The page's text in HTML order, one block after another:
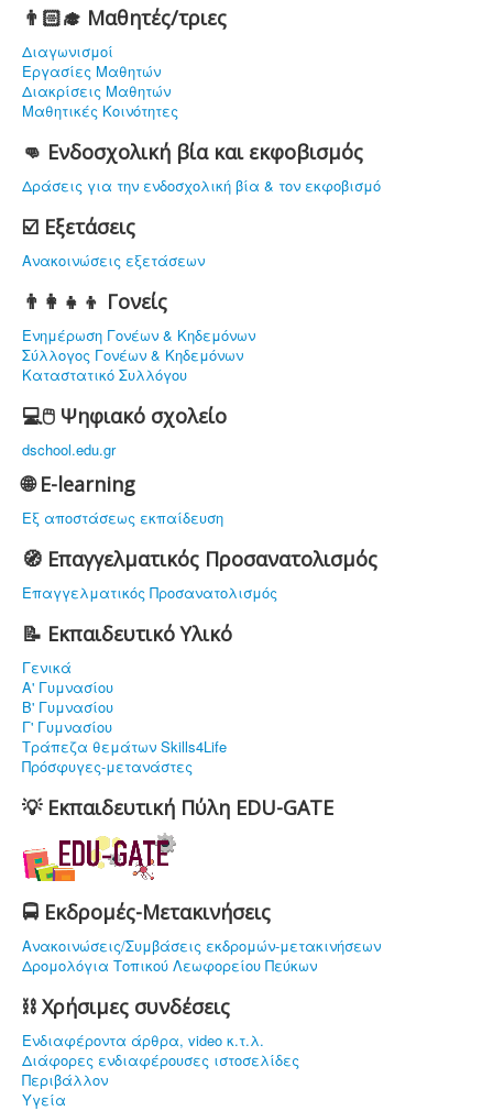
👨🏻‍🎓 Μαθητές/τριες
Διαγωνισμοί
Εργασίες Μαθητών
Διακρίσεις Μαθητών
Μαθητικές Κοινότητες
👊 Ενδοσχολική βία και εκφοβισμός
Δράσεις για την ενδοσχολική βία & τον εκφοβισμό
☑️ Εξετάσεις
Ανακοινώσεις εξετάσεων
👨‍👩‍👧‍👦 Γονείς
Ενημέρωση Γονέων & Κηδεμόνων
Σύλλογος Γονέων & Κηδεμόνων
Καταστατικό Συλλόγου
💻🖱️ Ψηφιακό σχολείο
dschool.edu.gr
🌐 E-learning
Εξ αποστάσεως εκπαίδευση
🧭 Επαγγελματικός Προσανατολισμός
Επαγγελματικός Προσανατολισμός
📝 Εκπαιδευτικό Υλικό
Γενικά
Α' Γυμνασίου
Β' Γυμνασίου
Γ' Γυμνασίου
Τράπεζα θεμάτων Skills4Life
Πρόσφυγες-μετανάστες
💡 Εκπαιδευτική Πύλη EDU-GATE
🚍 Εκδρομές-Μετακινήσεις
Ανακοινώσεις/Συμβάσεις εκδρομών-μετακινήσεων
Δρομολόγια Τοπικού Λεωφορείου Πεύκων
⛓ Χρήσιμες συνδέσεις
Ενδιαφέρoντα άρθρα, video κ.τ.λ.
Διάφορες ενδιαφέρουσες ιστοσελίδες
Περιβάλλον
Υγεία